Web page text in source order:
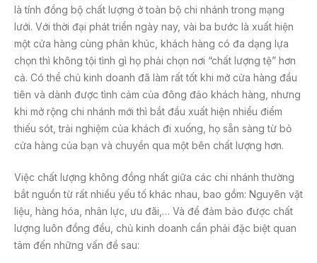
là tính đồng bộ chất lượng ở toàn bộ chi nhánh trong mạng
lưới. Với thời đại phát triển ngày nay, vài ba bước là xuất hiện
một cửa hàng cùng phân khúc, khách hàng có đa dạng lựa
chọn thì không tội tình gì họ phải chọn nơi “chất lượng tệ” hơn
cả. Có thể chủ kinh doanh đã làm rất tốt khi mở cửa hàng đầu
tiên và dành được tình cảm của đông đảo khách hàng, nhưng
khi mở rộng chi nhánh mới thì bắt đầu xuất hiện nhiều điểm
thiếu sót, trải nghiệm của khách đi xuống, họ sẵn sàng từ bỏ
cửa hàng của bạn và chuyển qua một bên chất lượng hơn.
Việc chất lượng không đồng nhất giữa các chi nhánh thường
bắt nguồn từ rất nhiều yếu tố khác nhau, bao gồm: Nguyên vật
liệu, hàng hóa, nhân lực, ưu đãi,… Và để đảm bảo được chất
lượng luôn đồng đều, chủ kinh doanh cần phải đặc biệt quan
tâm đến những vấn đề sau: